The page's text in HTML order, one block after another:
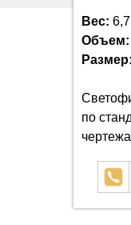
Вес: 6,7
Объем:
Размер:
по